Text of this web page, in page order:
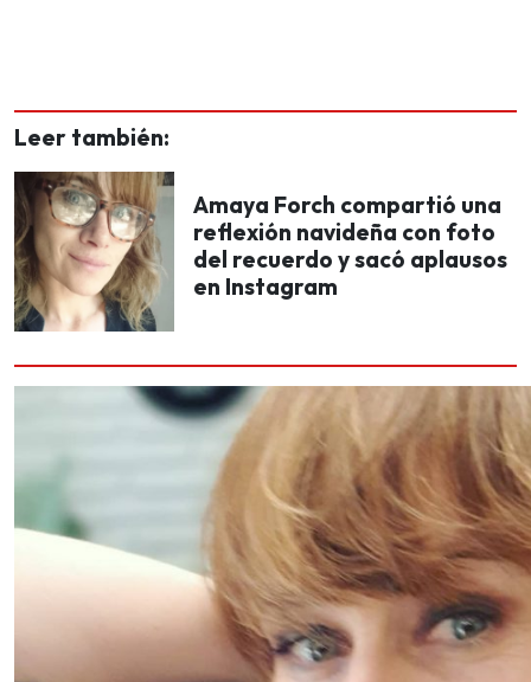
Leer también:
Amaya Forch compartió una
reflexión navideña con foto
del recuerdo y sacó aplausos
en Instagram